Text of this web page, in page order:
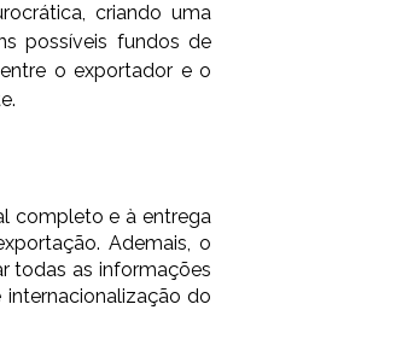
criando uma
possíveis fundos de
o exportador e o
completo e à entrega
Ademais, o
todas as informações
do